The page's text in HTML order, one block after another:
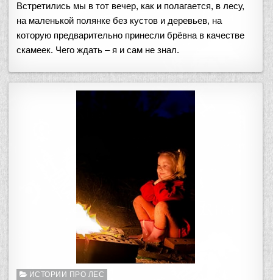
Встретились мы в тот вечер, как и полагается, в лесу,
на маленькой полянке без кустов и деревьев, на
которую предварительно принесли брёвна в качестве
скамеек. Чего ждать – я и сам не знал.
Опубликовано
ИСТОРИИ ПРО ЛЕС